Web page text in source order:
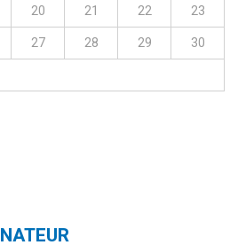
20 21 22
23
27 28 29
30